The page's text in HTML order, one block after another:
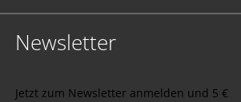
Newsletter
Jetzt zum Newsletter anmelden und 5 €